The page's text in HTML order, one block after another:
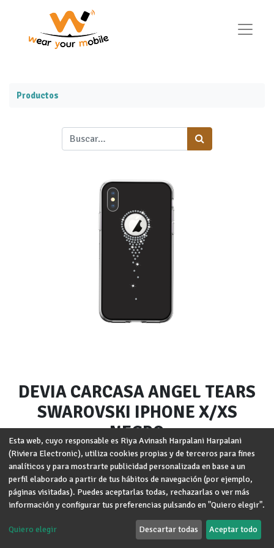
Productos
DEVIA CARCASA ANGEL TEARS
SWAROVSKI IPHONE X/XS
NEGRO
Marca :DEVIA
Modelo:iPhone X/XS
Términos y condiciones
Envío: 2-3 días laborales
Esta web, cuyo responsable es Riya Avinash Harpalani Harpalani
(Riviera Electronic), utiliza cookies propias y de terceros para fines
analíticos y para mostrarte publicidad personalizada en base a un
perfil elaborado a partir de tus hábitos de navegación (por ejemplo,
páginas visitadas). Puedes aceptarlas todas, rechazarlas o ver más
información y configurar tus preferencias pulsando en "Quiero elegir".
Quiero elegir Descartar todas Aceptar todo